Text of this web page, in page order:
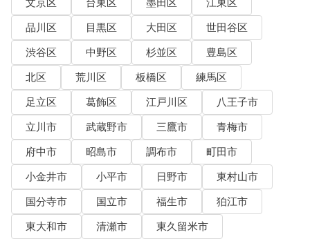
文京区
台東区 墨田区
江東区
品川区
目黒区 大田区
世田谷区
渋谷区
中野区 杉並区
豊島区
北区
荒川区 板橋区
練馬区
足立区
葛飾区 江戸川区
八王子市
立川市
武蔵野市 三鷹市
青梅市
府中市
昭島市 調布市
町田市
小金井市
小平市 日野市
東村山市
国分寺市
国立市 福生市
狛江市
東大和市
清瀬市
東久留米市